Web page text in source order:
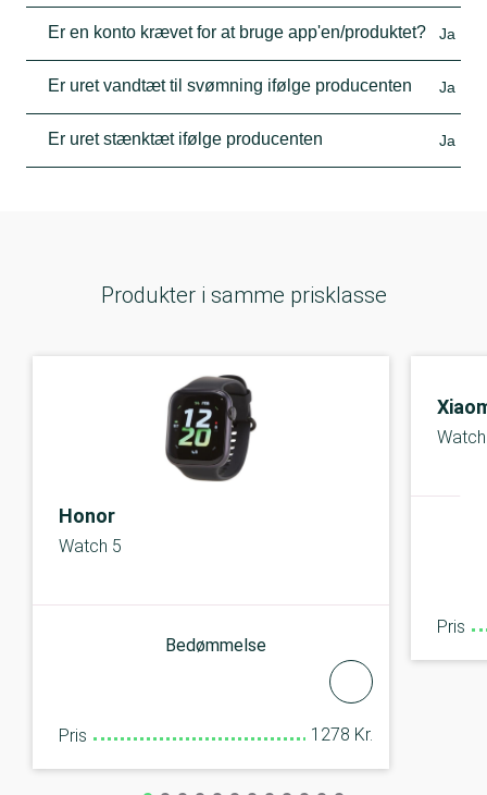
Er en konto krævet for at bruge app'en/produktet? Ja
Er uret vandtæt til svømning ifølge producenten Ja
Er uret stænktæt ifølge producenten Ja
Produkter i samme prisklasse
Honor
Watch 5
Bedømmelse
Pris 1278 Kr.
Pris